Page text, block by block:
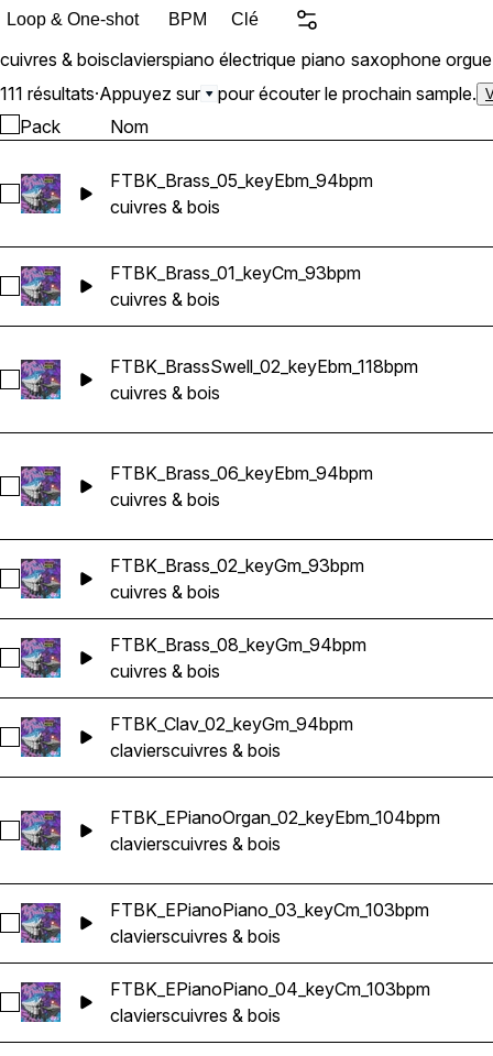
Loop & One-shot BPM Clé
cuivres & boisclavierspiano électrique piano saxophone orgue
111 résultats·Appuyez sur pour écouter le prochain sample.
Pack Nom
Sélectionnez FTBK_Brass_05_keyEbm_94bpm
FTBK_Brass_05_keyEbm_94bpm
cuivres & bois
Sélectionnez FTBK_Brass_01_keyCm_93bpm
FTBK_Brass_01_keyCm_93bpm
cuivres & bois
Sélectionnez FTBK_BrassSwell_02_keyEbm_118bpm
FTBK_BrassSwell_02_keyEbm_118bpm
cuivres & bois
Sélectionnez FTBK_Brass_06_keyEbm_94bpm
FTBK_Brass_06_keyEbm_94bpm
cuivres & bois
Sélectionnez FTBK_Brass_02_keyGm_93bpm
FTBK_Brass_02_keyGm_93bpm
cuivres & bois
Sélectionnez FTBK_Brass_08_keyGm_94bpm
FTBK_Brass_08_keyGm_94bpm
cuivres & bois
Sélectionnez FTBK_Clav_02_keyGm_94bpm
FTBK_Clav_02_keyGm_94bpm
clavierscuivres & bois
Sélectionnez FTBK_EPianoOrgan_02_keyEbm_104bpm
FTBK_EPianoOrgan_02_keyEbm_104bpm
clavierscuivres & bois
Sélectionnez FTBK_EPianoPiano_03_keyCm_103bpm
FTBK_EPianoPiano_03_keyCm_103bpm
clavierscuivres & bois
Sélectionnez FTBK_EPianoPiano_04_keyCm_103bpm
FTBK_EPianoPiano_04_keyCm_103bpm
clavierscuivres & bois